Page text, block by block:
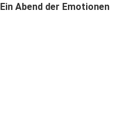
Ein Abend der Emotionen